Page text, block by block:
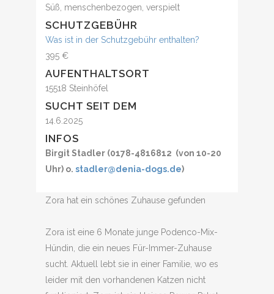
Süß, menschenbezogen, verspielt
SCHUTZGEBÜHR
Was ist in der Schutzgebühr enthalten?
395 €
AUFENTHALTSORT
15518 Steinhöfel
SUCHT SEIT DEM
14.6.2025
INFOS
Birgit Stadler (0178-4816812 (von 10-20
Uhr) o. stadler@denia-dogs.de)
Zora hat ein schönes Zuhause gefunden
Zora ist eine 6 Monate junge Podenco-Mix-
Hündin, die ein neues Für-Immer-Zuhause
sucht. Aktuell lebt sie in einer Familie, wo es
leider mit den vorhandenen Katzen nicht